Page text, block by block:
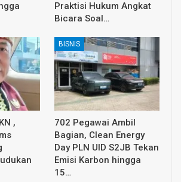
Praktisi Hukum Angkat
Bicara Soal…
,
BISNIS
702 Pegawai Ambil
Bagian, Clean Energy
Day PLN UID S2JB Tekan
Emisi Karbon hingga
15…